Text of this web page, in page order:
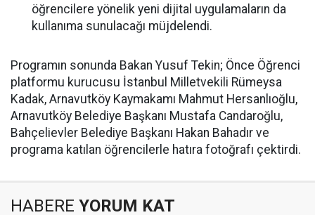
öğrencilere yönelik yeni dijital uygulamaların da
kullanıma sunulacağı müjdelendi.
Programın sonunda Bakan Yusuf Tekin; Önce Öğrenci
platformu kurucusu İstanbul Milletvekili Rümeysa
Kadak, Arnavutköy Kaymakamı Mahmut Hersanlıoğlu,
Arnavutköy Belediye Başkanı Mustafa Candaroğlu,
Bahçelievler Belediye Başkanı Hakan Bahadır ve
programa katılan öğrencilerle hatıra fotoğrafı çektirdi.
HABERE YORUM KAT